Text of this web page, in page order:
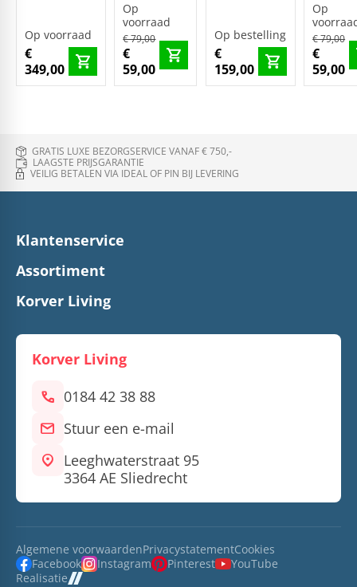
Op voorraad
€
349,00
Op
voorraad
€ 79,00
€
59,00
Op bestelling
€
159,00
Op
€ 79,00
€
59,00
GRATIS LUXE BEZORGSERVICE VANAF € 750,-
LAAGSTE PRIJSGARANTIE
VEILIG BETALEN VIA IDEAL OF PIN BIJ LEVERING
Klantenservice
Assortiment
Korver Living
Korver Living
call 0184 42 38 88
mail Stuur een e-mail
location_on Leeghwaterstraat 95
3364 AE Sliedrecht
Algemene voorwaardenPrivacystatementCookies
Facebook
Instagram Pinterest
YouTube
Realisatie